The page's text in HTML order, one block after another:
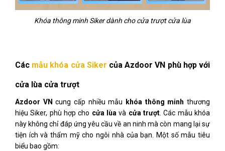
Khóa thông minh Siker dành cho cửa trượt cửa lùa
Các mẫu khóa cửa Siker của Azdoor VN phù hợp với
cửa lùa cửa trượt
Azdoor VN cung cấp nhiều mẫu khóa thông minh thương
hiệu Siker, phù hợp cho cửa lùa và cửa trượt. Các mẫu khóa
này không chỉ đáp ứng yêu cầu về an ninh mà còn mang lại sự
tiện ích và thẩm mỹ cho ngôi nhà của bạn. Một số mẫu tiêu
biểu bao gồm: